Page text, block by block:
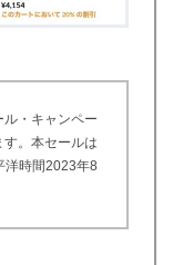
・キャンペー
。本セールは
洋時間2023年8